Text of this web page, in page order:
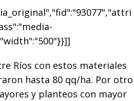
Ríos con estos materiales
hasta 80 qq/ha. Por otro
y planteos con mayor